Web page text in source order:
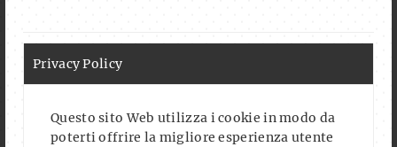
Privacy Policy
Questo sito Web utilizza i cookie in modo da
poterti offrire la migliore esperienza utente